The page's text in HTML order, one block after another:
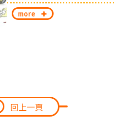
more
回上一頁